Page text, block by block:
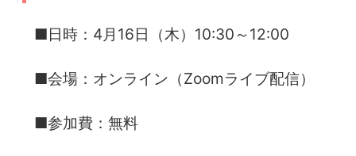
■日時：4月16日（木）10:30～12:00
■会場：オンライン（Zoomライブ配信）
■参加費：無料